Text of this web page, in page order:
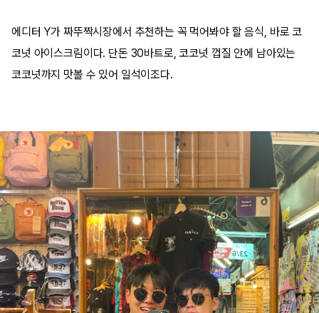
에디터 Y가 짜뚜짝시장에서 추천하는 꼭 먹어봐야 할 음식, 바로 코
코넛 아이스크림이다. 단돈 30바트로, 코코넛 껍질 안에 남아있는
코코넛까지 맛볼 수 있어 일석이조다.